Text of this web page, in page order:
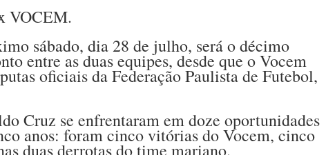
VOCEM.
sábado, dia 28 de julho, será o décimo
entre as duas equipes, desde que o Vocem
oficiais da Federação Paulista de Futebol,
Cruz se enfrentaram em doze oportunidades
anos: foram cinco vitórias do Vocem, cinco
duas derrotas do time mariano.